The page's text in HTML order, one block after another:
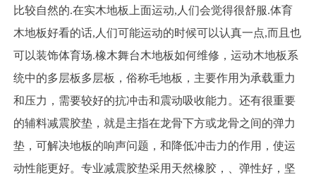
比较自然的.在实木地板上面运动,人们会觉得很舒服.体育
木地板好看的话,人们可能运动的时候可以认真一点,而且也
可以装饰体育场.橡木舞台木地板如何维修，运动木地板系
统中的多层板多层板，俗称毛地板，主要作用为承载重力
和压力，需要较好的抗冲击和震动吸收能力。还有很重要
的辅料减震胶垫，就是主指在龙骨下方或龙骨之间的弹力
垫，可解决地板的响声问题，和降低冲击力的作用，使运
动性能更好。专业减震胶垫采用天然橡胶，、弹性好，坚